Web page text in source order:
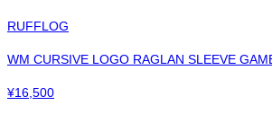
RUFFLOG
WM CURSIVE LOGO RAGLAN SLEEVE
¥16,500